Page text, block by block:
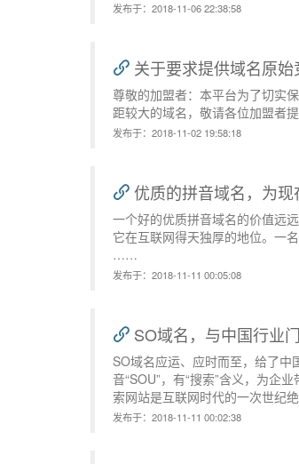
发布于：2018-11-06 22:38:58
关于要求提供域名原
尊敬的加盟者：本平台为了切实
距较大的域名，敬请各位加盟
发布于：2018-11-02 19:58:18
优质的拼音域名，为
一个好的优质拼音域名的价值远
它在互联网得天独厚的地位。一
……
发布于：2018-11-11 00:05:08
SO域名，与中国行业
SO域名应运、应时而至，给了中
音“SOU”，有“搜索”含义，为企
索网站是互联网时代的一次世纪
发布于：2018-11-11 00:02:38